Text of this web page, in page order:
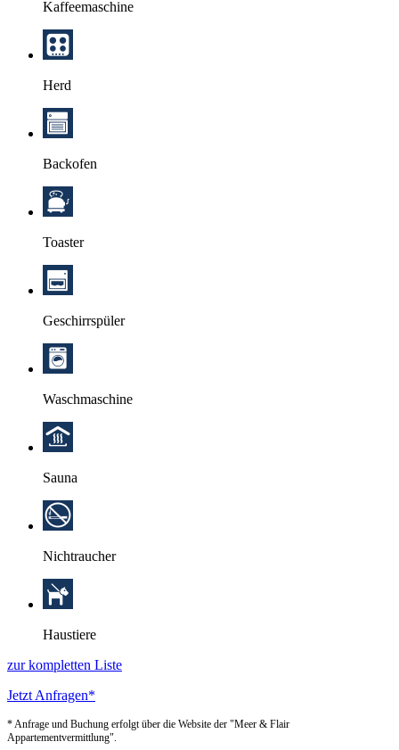
Kaffeemaschine
Herd
Backofen
Toaster
Geschirrspüler
Waschmaschine
Sauna
Nichtraucher
Haustiere
zur kompletten Liste
Jetzt Anfragen*
* Anfrage und Buchung erfolgt über die Website der "Meer & Flair
Appartementvermittlung".